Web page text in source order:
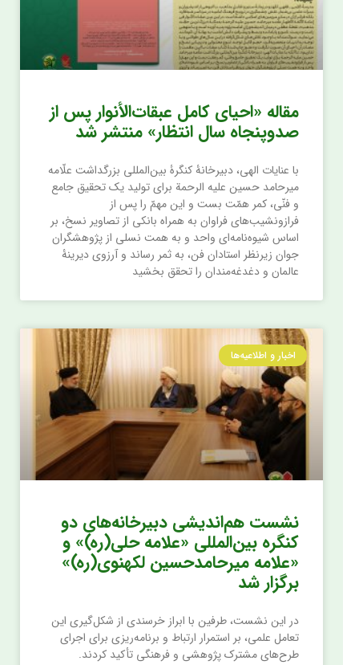
مقاله «احیای کامل عبقات‌الأنوار پس از
صد‌و‌پنجاه سال انتظار» منتشر شد
با عنایات الهی، دبیرخانۀ کنگرۀ بین‌المللی بزرگداشت علّامه
میرحامد حسین علیه الرحمة برای تولید یک تحقیق جامع
و فنّی، کمر همّت بست و این مهمّ را پس از
فراز‌و‌نشیب‌های فراوان به همراه بانکی از تصاویر نسخ، بر
اساس شیوه‌نامه‌ای واحد و به همت نسلی از پژوهشگران
جوان زیرنظر استادان فن، به ثمر رساند و آرزوی دیرینۀ
عالمان و دغدغه‌مندان را تحقق بخشید
اخبار و اطلاعیه‌ها
نشست هم‌اندیشی دبیرخانه‌های دو
کنگره بین‌المللی «علامه حلی(ره)» و
«علامه میرحامدحسین لکهنوی(ره)»
برگزار شد
در این نشست، طرفین با ابراز خرسندی از شکل‌گیری این
تعامل علمی، بر استمرار ارتباط و برنامه‌ریزی برای اجرای
طرح‌های مشترک پژوهشی و فرهنگی تأکید کردند.